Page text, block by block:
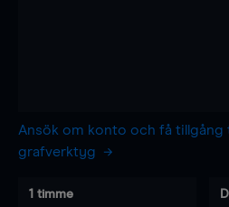
Ansök om konto och få tillgång
grafverktyg
1 timme